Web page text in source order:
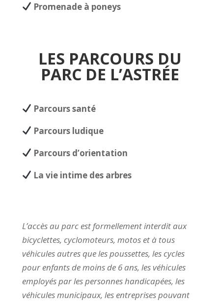
Promenade à poneys
LES PARCOURS DU
PARC DE L’ASTRÉE
Parcours santé
Parcours ludique
Parcours d’orientation
La vie intime des arbres
L’accès au parc est formellement interdit aux
bicyclettes, cyclomoteurs, motos et à tous
véhicules autres que les poussettes, les cycles
pour enfants de moins de 6 ans, les véhicules
employés par les personnes handicapées, les
véhicules municipaux, les entreprises pouvant